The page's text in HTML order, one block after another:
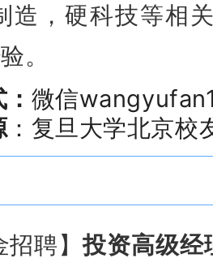
造，硬科技等相
。
微信
：复旦大学北京校
招聘】投资高级经